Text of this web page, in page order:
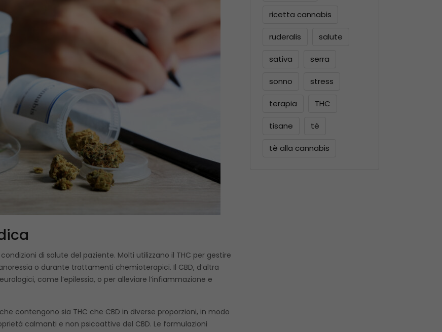
ricetta cannabis
ruderalis salute
sativa serra
sonno stress
terapia THC
tisane tè
tè alla cannabis
di salute del paziente. Molti utilizzano il THC per gestire
o durante trattamenti chemioterapici. Il CBD, d’altra
come l’epilessia, o per alleviare l’infiammazione e
contengono sia THC che CBD in diverse proporzioni, in modo
calmanti e non psicoattive del CBD. Le formulazioni